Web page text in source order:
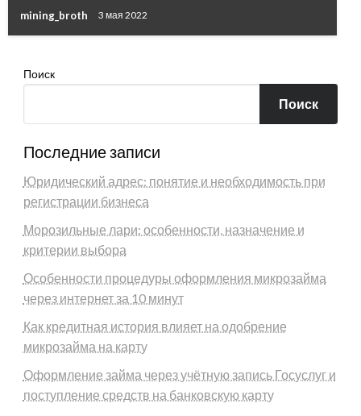
mining_broth 3 мая 2022
Поиск
Поиск
Последние записи
Юридический адрес: понятие и необходимость при
регистрации бизнеса
Морозильные лари: особенности, назначение и
критерии выбора
Особенности процедуры оформления микрозайма
через интернет за 10 минут
Как кредитная история влияет на одобрение
микрозайма на карту
Оформление займа через учётную запись Госуслуг и
поступление средств на банковскую карту